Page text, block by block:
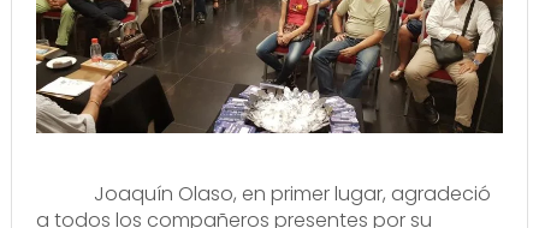
Joaquín Olaso, en primer lugar, agradeció
a todos los compañeros presentes por su